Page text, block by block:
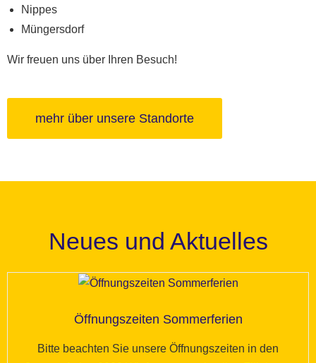
Nippes
Müngersdorf
Wir freuen uns über Ihren Besuch!
mehr über unsere Standorte
Neues und Aktuelles
Öffnungszeiten Sommerferien
Bitte beachten Sie unsere Öffnungszeiten in den